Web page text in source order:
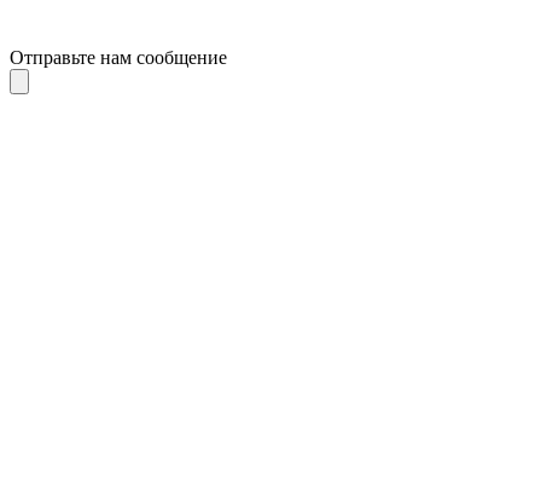
Отправьте нам сообщение